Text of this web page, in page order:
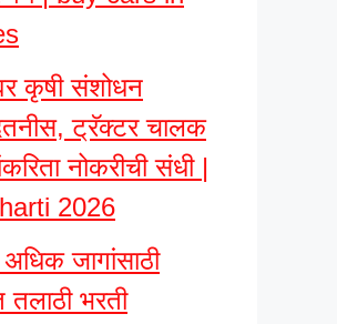
कृषी संशोधन
ट्रॅक्टर चालक
नोकरीची संधी |
2026
जागांसाठी
तलाठी भरती